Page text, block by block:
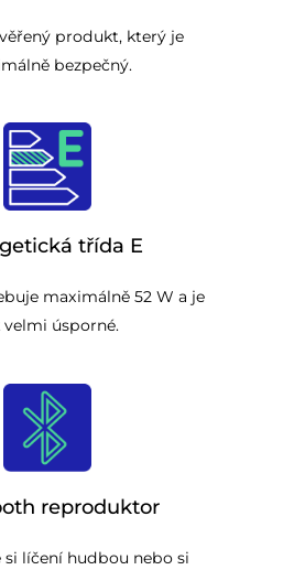
produkt, který je
bezpečný.
třída E
maximálně 52 W a je
velmi úsporné.
reproduktor
líčení hudbou nebo si